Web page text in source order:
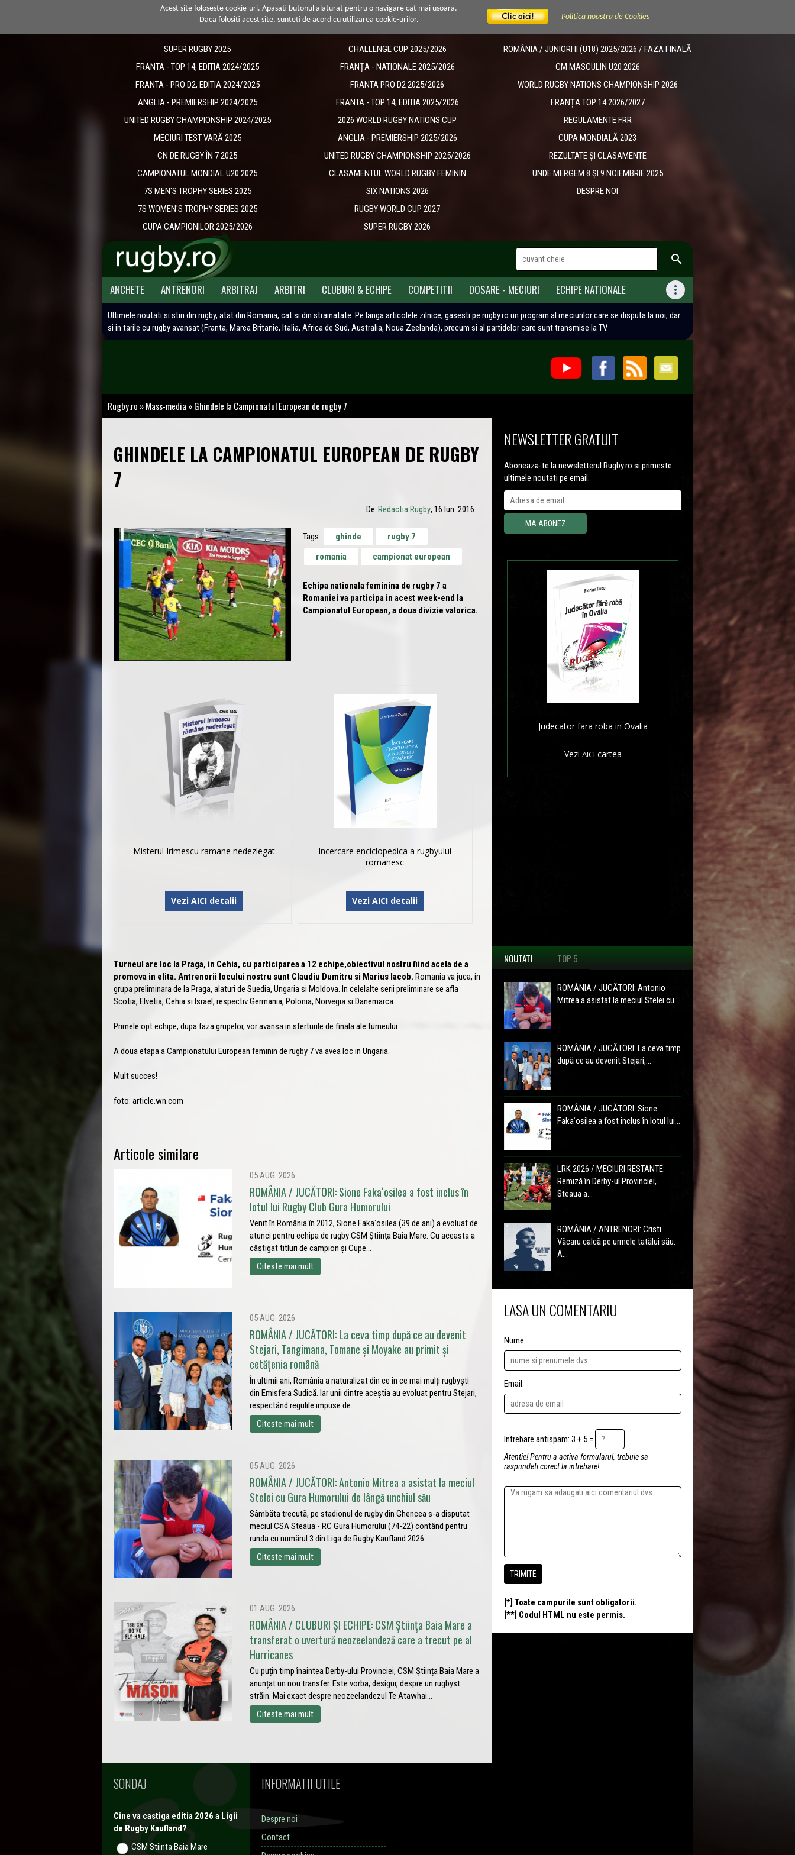
Politica noastra de Cookies
Acest site foloseste cookie-uri. Apasati butonul alaturat pentru o navigare cat mai usoara.
Daca folositi acest site, sunteti de acord cu utilizarea cookie-urilor.
SUPER RUGBY 2025
FRANTA - TOP 14, EDITIA 2024/2025
FRANTA - PRO D2, EDITIA 2024/2025
ANGLIA - PREMIERSHIP 2024/2025
UNITED RUGBY CHAMPIONSHIP 2024/2025
MECIURI TEST VARĂ 2025
CN DE RUGBY ÎN 7 2025
CAMPIONATUL MONDIAL U20 2025
7S MEN'S TROPHY SERIES 2025
7S WOMEN'S TROPHY SERIES 2025
CUPA CAMPIONILOR 2025/2026
CHALLENGE CUP 2025/2026
​FRANȚA - NATIONALE 2025/2026
FRANTA PRO D2 2025/2026
FRANTA - TOP 14, EDITIA 2025/2026
2026 WORLD RUGBY NATIONS CUP
ANGLIA - PREMIERSHIP 2025/2026
UNITED RUGBY CHAMPIONSHIP 2025/2026
CLASAMENTUL WORLD RUGBY FEMININ
SIX NATIONS 2026
RUGBY WORLD CUP 2027
SUPER RUGBY 2026
ROMÂNIA / JUNIORI II (U18) 2025/2026 / FAZA FINALĂ
CM MASCULIN U20 2026
WORLD RUGBY NATIONS CHAMPIONSHIP 2026
FRANȚA TOP 14 2026/2027
REGULAMENTE FRR
CUPA MONDIALĂ 2023
REZULTATE ȘI CLASAMENTE
UNDE MERGEM 8 ȘI 9 NOIEMBRIE 2025
DESPRE NOI

ANCHETE ANTRENORI ARBITRAJ ARBITRI CLUBURI & ECHIPE COMPETITII DOSARE - MECIURI ECHIPE NATIONALE 
Ultimele noutati si stiri din rugby, atat din Romania, cat si din strainatate. Pe langa articolele zilnice, gasesti pe rugby.ro un program al meciurilor care se disputa la noi, dar
si in tarile cu rugby avansat (Franta, Marea Britanie, Italia, Africa de Sud, Australia, Noua Zeelanda), precum si al partidelor care sunt transmise la TV.
Rugby.ro »Mass-media »Ghindele la Campionatul European de rugby 7
GHINDELE LA CAMPIONATUL EUROPEAN DE RUGBY
7
De Redactia Rugby, 16 Iun. 2016
Tags: ghinde
rugby 7
romania
campionat european
Echipa nationala feminina de rugby 7 a
Romaniei va participa in acest week-end la
Campionatul European, a doua divizie valorica.
Misterul Irimescu ramane nedezlegat
Vezi AICI detalii
Incercare enciclopedica a rugbyului
romanesc
Vezi AICI detalii
Turneul are loc la Praga, in Cehia, cu participarea a 12 echipe,obiectivul nostru fiind acela de a
promova in elita. Antrenorii locului nostru sunt Claudiu Dumitru si Marius Iacob. Romania va juca, in
grupa preliminara de la Praga, alaturi de Suedia, Ungaria si Moldova. In celelalte serii preliminare se afla
Scotia, Elvetia, Cehia si Israel, respectiv Germania, Polonia, Norvegia si Danemarca.
Primele opt echipe, dupa faza grupelor, vor avansa in sferturile de finala ale turneului.
A doua etapa a Campionatului European feminin de rugby 7 va avea loc in Ungaria.
Mult succes!
foto: article.wn.com
Articole similare
05 AUG. 2026
ROMÂNIA / JUCĂTORI: Sione Fakaʻosilea a fost inclus în
lotul lui Rugby Club Gura Humorului
Venit în România în 2012, Sione Fakaʻosilea (39 de ani) a evoluat de
atunci pentru echipa de rugby CSM Știința Baia Mare. Cu aceasta a
câștigat titluri de campion și Cupe...
Citeste mai mult
05 AUG. 2026
ROMÂNIA / JUCĂTORI: La ceva timp după ce au devenit
Stejari, Tangimana, Tomane și Moyake au primit și
cetățenia română
În ultimii ani, România a naturalizat din ce în ce mai mulți rugbyști
din Emisfera Sudică. Iar unii dintre aceștia au evoluat pentru Stejari,
respectând regulile impuse de...
Citeste mai mult
05 AUG. 2026
ROMÂNIA / JUCĂTORI: Antonio Mitrea a asistat la meciul
Stelei cu Gura Humorului de lângă unchiul său
Sâmbăta trecută, pe stadionul de rugby din Ghencea s-a disputat
meciul CSA Steaua - RC Gura Humorului (74-22) contând pentru
runda cu numărul 3 din Liga de Rugby Kaufland 2026....
Citeste mai mult
01 AUG. 2026
ROMÂNIA / CLUBURI ȘI ECHIPE: CSM Știința Baia Mare a
transferat o uvertură neozeelandeză care a trecut pe al
Hurricanes
Cu puțin timp înaintea Derby-ului Provinciei, CSM Știința Baia Mare a
anunțat un nou transfer. Este vorba, desigur, despre un rugbyst
străin. Mai exact despre neozeelandezul Te Atawhai...
Citeste mai mult
NEWSLETTER GRATUIT
Aboneaza-te la newsletterul Rugby.ro si primeste
ultimele noutati pe email.
Judecator fara roba in Ovalia
Vezi AICI cartea
NOUTATI TOP 5
ROMÂNIA / JUCĂTORI: Antonio
Mitrea a asistat la meciul Stelei cu...
ROMÂNIA / JUCĂTORI: La ceva timp
după ce au devenit Stejari,...
ROMÂNIA / JUCĂTORI: Sione
Fakaʻosilea a fost inclus în lotul lui...
LRK 2026 / MECIURI RESTANTE:
Remiză în Derby-ul Provinciei,
Steaua a...
ROMÂNIA / ANTRENORI: Cristi
Văcaru calcă pe urmele tatălui său.
A...
LASA UN COMENTARIU
Nume:
Email:
Intrebare antispam: 3 + 5 =
Atentie! Pentru a activa formularul, trebuie sa
raspundeti corect la intrebare!
[*] Toate campurile sunt obligatorii.
[**] Codul HTML nu este permis.
SONDAJ
Cine va castiga editia 2026 a Ligii
de Rugby Kaufland?
CSM Stiinta Baia Mare
INFORMATII UTILE
Despre noi
Contact